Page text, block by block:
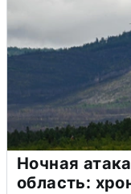
Ночная
область: